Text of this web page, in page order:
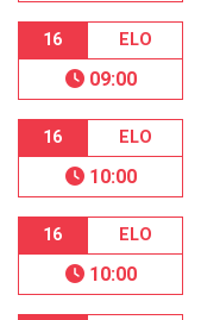
16 ELO
09:00
16 ELO
10:00
16 ELO
10:00